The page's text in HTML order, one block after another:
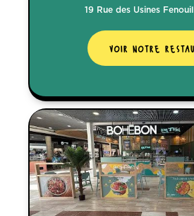
19 Rue des Usines
voir notre